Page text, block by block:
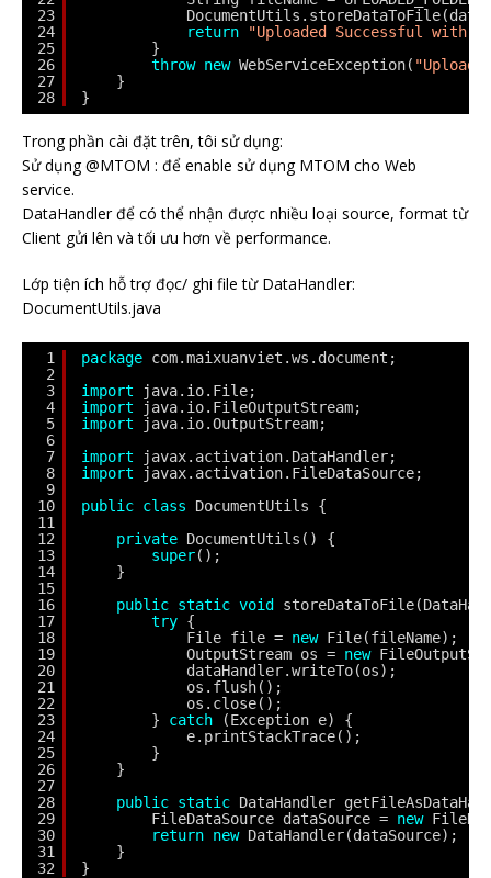
23
24
25
26
27
28
return
"Uploaded Successful with
}
throw new WebServiceException( "Upload
}
}
Trong phần cài đặt trên, tôi sử dụng:
Sử dụng @MTOM : để enable sử dụng MTOM cho Web
service.
DataHandler để có thể nhận được nhiều loại source, format từ
Client gửi lên và tối ưu hơn về performance.
Lớp tiện ích hỗ trợ đọc/ ghi file từ DataHandler:
DocumentUtils.java
1
2
3
4
5
6
7
8
9
10
11
12
13
14
15
16
17
18
19
20
21
22
23
24
25
26
27
28
29
30
31
32
package com.maixuanviet.ws.document;
import
java.io.File;
import
java.io.FileOutputStream;
import
java.io.OutputStream;
import
javax.activation.DataHandler;
import
javax.activation.FileDataSource;
public class
DocumentUtils {
private DocumentUtils() {
super();
}
public static void
try {
File file = new File(fileName);
OutputStream os = new
dataHandler.writeTo(os);
os.flush();
os.close();
} catch
(Exception e) {
e.printStackTrace();
}
}
public static DataHandler
FileDataSource dataSource = new
return new DataHandler(dataSource);
}
}